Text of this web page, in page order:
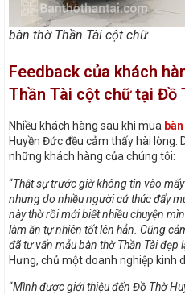
bàn thờ Thần Tài cột chữ
Feedback của khách
Thần Tài cột chữ tại Đồ
Nhiều khách hàng sau khi mua
Huyền Đức đều cảm thấy hài lòng.
những khách hàng của chúng tôi:
“Thật sự trước giờ không tin vào
nhưng do nhiều người cứ thúc đẩy
này thờ rồi mới biết nhiều chuyện
làm ăn tự nhiên tốt lên hẳn. Cũng
đã tư vấn mẫu bàn thờ Thần Tài đẹp
Hưng, chủ một doanh nghiệp kinh
“Mình được giới thiệu đến Đồ Thờ